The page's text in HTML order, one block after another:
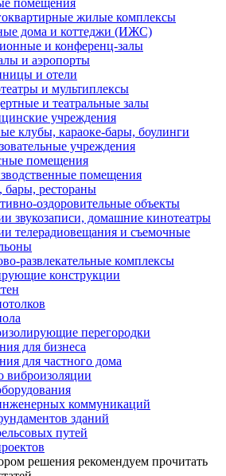
помещения
жилые комплексы
дома и коттеджи (ИЖС)
и конференц-залы
и аэропорты
и отели
и мультиплексы
и театральные залы
учреждения
клубы, караоке-бары, боулинги
учреждения
помещения
помещения
бары, рестораны
оздоровительные объекты
звукозаписи, домашние кинотеатры
телерадиовещания и съемочные
развлекательные комплексы
конструкции
перегородки
для бизнеса
для частного дома
виброизоляции
коммуникаций
зданий
путей
решения рекомендуем прочитать